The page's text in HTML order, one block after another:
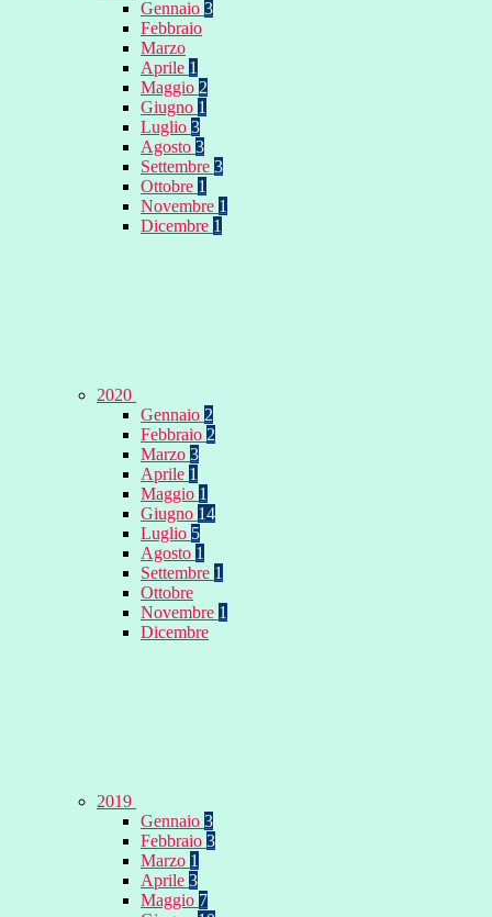
Gennaio 3
Febbraio
Marzo
Aprile 1
Maggio 2
Giugno 1
Luglio 3
Agosto 3
Settembre 3
Ottobre 1
Novembre 1
Dicembre 1
2020
Gennaio 2
Febbraio 2
Marzo 3
Aprile 1
Maggio 1
Giugno 14
Luglio 5
Agosto 1
Settembre 1
Ottobre
Novembre 1
Dicembre
2019
Gennaio 3
Febbraio 3
Marzo 1
Aprile 3
Maggio 7